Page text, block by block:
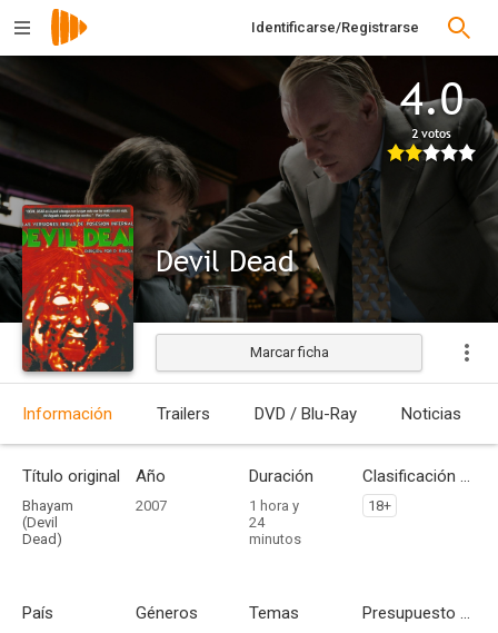
Identificarse/Registrarse
4.0
2 votos
Devil Dead
Estrenada
Marcar ficha
Información Trailers DVD / Blu-Ray Noticias
Título original
Bhayam
(Devil
Dead)
Año
2007
Duración
1 hora y
24
minutos
Clasificación por edades
18+
País Géneros Temas Presupuesto - Ingresos